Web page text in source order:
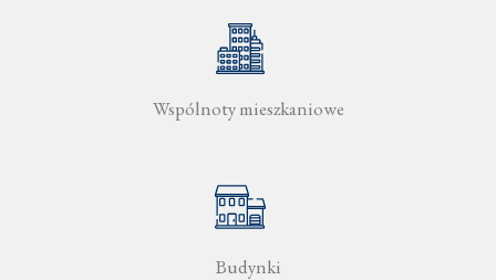
Wspólnoty mieszkaniowe
Budynki